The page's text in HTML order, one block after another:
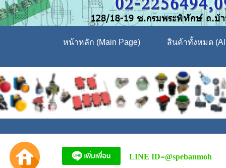
หน้าหลัก (Main Page) สินค้าทั้งหมด
LINE ID=@spebanmoh